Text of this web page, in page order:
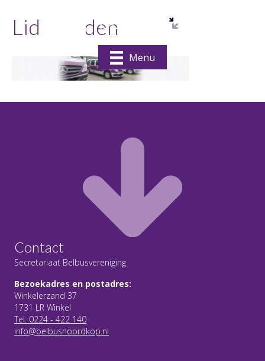
Menu
Lid-worden
Contact
Secretariaat Belbusvereniging
Bezoekadres en postadres:
Winkelerzand 37
1731 LR Winkel
Tel. 0224 - 422 140
info@belbusnoordkop.nl